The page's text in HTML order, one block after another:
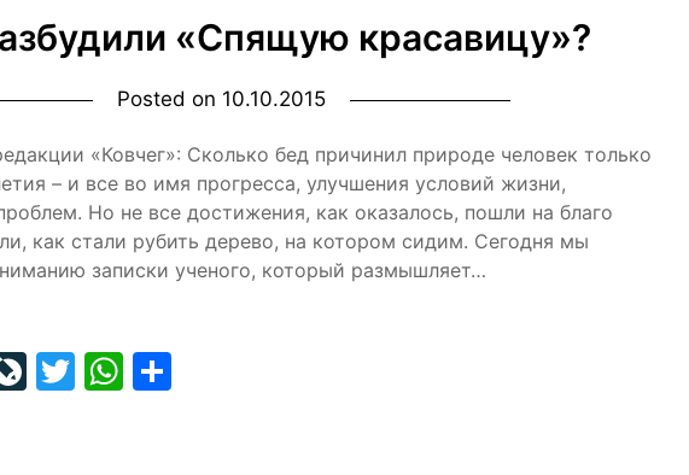
«Спящую красавицу»?
Posted on 10.10.2015
«Ковчег»: Сколько бед причинил природе человек только
– и все во имя прогресса, улучшения условий жизни,
Но не все достижения, как оказалось, пошли на благо
как стали рубить дерево, на котором сидим. Сегодня мы
записки ученого, который размышляет…
LiveJournal
TwitterWhatsApp